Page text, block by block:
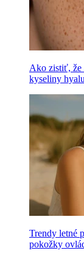
Ako zistiť, že
kyseliny
Trendy letné
pokožky